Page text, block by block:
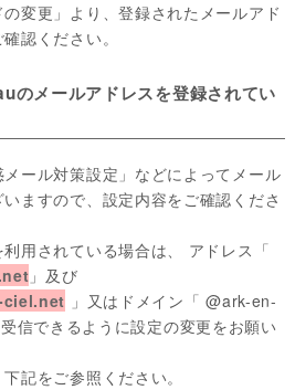
変更」より、登録されたメールアド
認ください。
メールアドレスを登録されてい
メール対策設定」などによってメール
ますので、設定内容をご確認くださ
用されている場合は、 アドレス「
」及び
ciel.net 」又はドメイン「 @ark-en-
信できるように設定の変更をお願い
記をご参照ください。